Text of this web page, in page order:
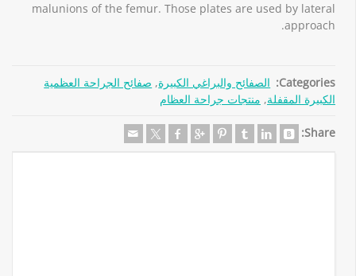
malunions of the femur. Those plates are used by lateral
approach.
Categories: الصفائح والبراغي الكبيرة, صفائح الجراحة العظمية
الكبيرة المقفلة, منتجات جراحة العظام
Share: